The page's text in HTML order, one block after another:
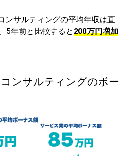
ンサルティングの平均年収は直
5年前と比較すると208万円増加
ンサルティングのボー